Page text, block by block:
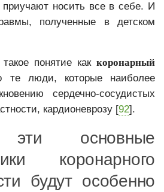
приучают носить все в себе. И
полученные в детском
понятие как коронарный
те люди, которые наиболее
сердечно-сосудистых
кардионеврозу [92].
основные
коронарного
будут особенно